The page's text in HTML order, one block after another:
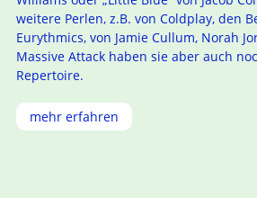
weitere Perlen, z.B. von Coldplay, den
Eurythmics, von Jamie Cullum, Norah
Massive Attack haben sie aber auch
Repertoire.
mehr erfahren